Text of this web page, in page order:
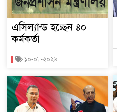
এসিল্যান্ড হচ্ছেন ৪০
কর্মকর্তা
১০-০৮-২০২৬